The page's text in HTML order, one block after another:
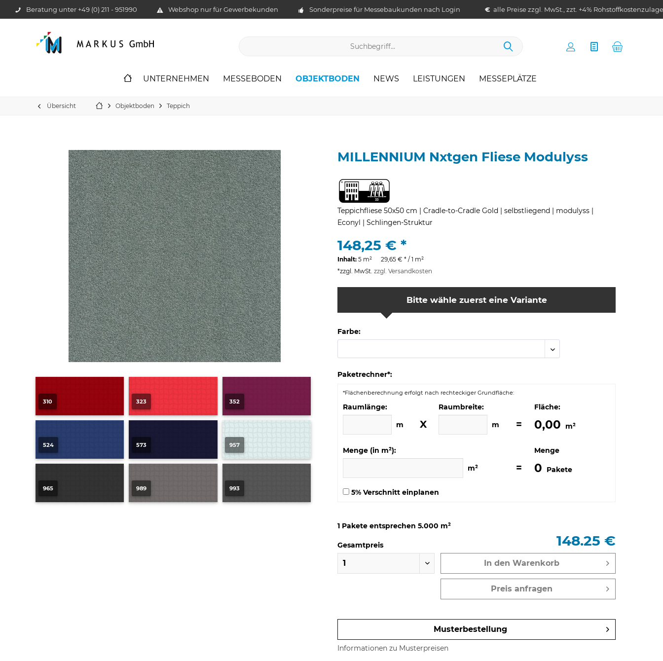
Beratung unter +49 (0) 211 - 951990 Webshop nur für Gewerbekunden Sonderpreise für Messebaukunden nach Login € alle Preise zzgl. MwSt., zzt. +4% Rohstoffkostenzulage
UNTERNEHMEN MESSEBODEN OBJEKTBODEN NEWS LEISTUNGEN MESSEPLÄTZE
Übersicht Objektboden Teppich
310 323 352
524 573 957
965 989 993
MILLENNIUM Nxtgen Fliese Modulyss
Teppichfliese 50x50 cm | Cradle-to-Cradle Gold | selbstliegend | modulyss |
Econyl | Schlingen-Struktur
148,25 € *
Inhalt: 5 m² 29,65 € * / 1 m²
*zzgl. MwSt. zzgl. Versandkosten
Bitte wähle zuerst eine Variante
Farbe:
Paketrechner*:
*Flächenberechnung erfolgt nach rechteckiger Grundfläche:
Raumlänge:
m
X
Raumbreite:
m
=
Fläche:
0,00 m²
Menge (in m²):
m²
=
Menge
0 Pakete
5% Verschnitt einplanen
1 Pakete entsprechen 5.000 m²
Gesamtpreis 148.25 €
In den Warenkorb
Preis anfragen
Musterbestellung
Informationen zu Musterpreisen